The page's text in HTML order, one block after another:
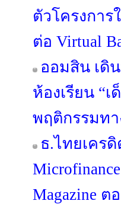
ตัวโครงการ
ต่อ Virtual
ออมสิน เดิ
ห้องเรียน “เ
พฤติกรรมท
ธ.ไทยเคร
Magazine ต